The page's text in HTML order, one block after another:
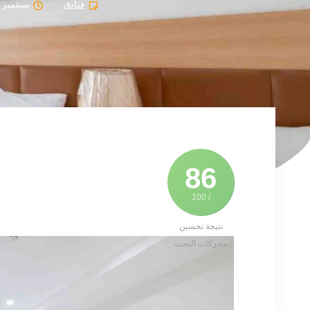
فنادق سبتمبر 3, 2025
86
/ 100
نتيجة تحسين
محركات البحث